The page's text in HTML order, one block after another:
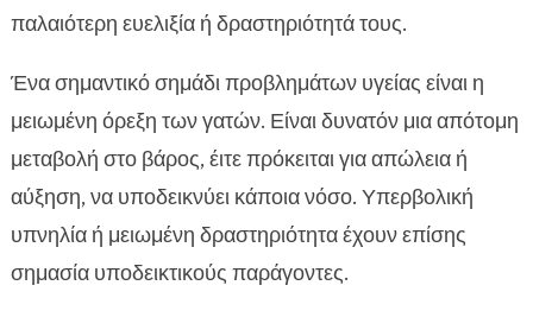
παλαιότερη ευελιξία ή δραστηριότητά τους.
Ένα σημαντικό σημάδι προβλημάτων υγείας είναι η
μειωμένη όρεξη των γατών. Είναι δυνατόν μια απότομη
μεταβολή στο βάρος, έιτε πρόκειται για απώλεια ή
αύξηση, να υποδεικνύει κάποια νόσο. Υπερβολική
υπνηλία ή μειωμένη δραστηριότητα έχουν επίσης
σημασία υποδεικτικούς παράγοντες.